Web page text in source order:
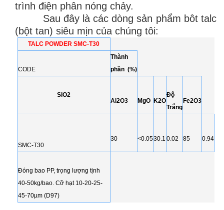
trình điện phân nóng chảy.
Sau đây là các dòng sản phẩm bôt talc
(bột tan) siêu mịn của chúng tôi:
TALC POWDER SMC-T30
CODE
Thành
phần (%)
SiO2
Al2O3
MgO K2O
Độ
Trắng
Fe2O3
SMC-T30
30 <0.0530.1 0.02 85 0.94
Đóng bao PP, trọng lượng tịnh
40-50kg/bao. Cỡ hạt 10-20-25-
45-70µm (D97)